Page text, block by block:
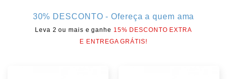
30% DESCONTO - Ofereça a quem ama
Leva 2 ou mais e ganhe 15% DESCONTO EXTRA
E ENTREGA GRÁTIS!